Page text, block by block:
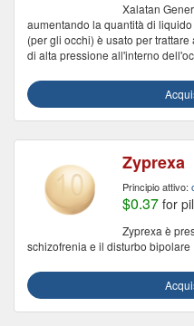
Xalatan
aumentando la quantità di
(per gli occhi) è usato per
di alta pressione all'interno
Zyprexa
Principio attivo:
$0.37 for
Zyprexa è
schizofrenia e il disturbo bipolare